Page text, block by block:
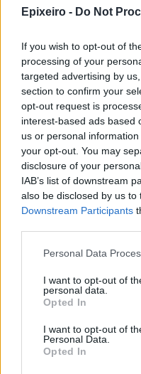
Epixeiro - Do Not
If you wish to opt-out of
processing of your
targeted advertising by
section to confirm your
opt-out request is
interest-based ads based
us or personal
your opt-out. You may
disclosure of your
IAB’s list of downstream
also be disclosed by us to
Downstream Participants
Personal Data
I want to opt-out of
personal data.
Opted In
I want to opt-out of
Personal Data.
Opted In
07/
και
του
07/
δισ.
για